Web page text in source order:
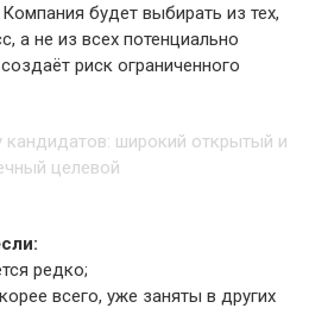
будет выбирать из тех,
а не из всех потенциально
риск ограниченного
редко;
всего, уже заняты в других